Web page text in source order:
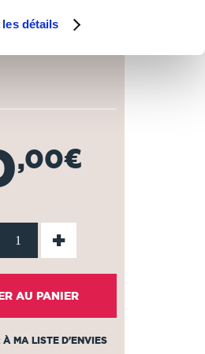
détails
,00€
+
AU PANIER
MA LISTE D'ENVIES